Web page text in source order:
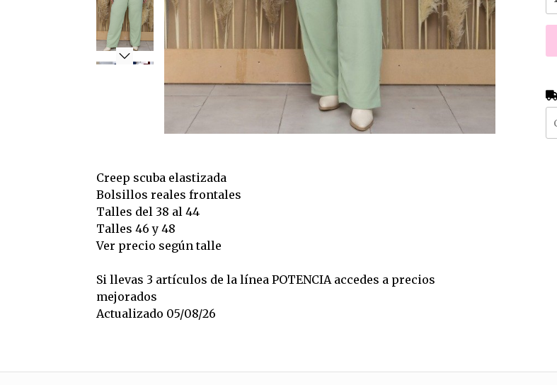
Creep scuba elastizada
Bolsillos reales frontales
Talles del 38 al 44
Talles 46 y 48
Ver precio según talle
Si llevas 3 artículos de la línea POTENCIA accedes a precios
mejorados
Actualizado 05/08/26